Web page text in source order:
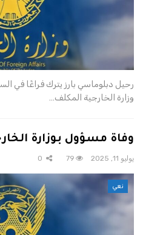
رحيل دبلوماسي بارز يترك فراغًا في
وزارة الخارجية المكلف…
وفاة مسؤول بوزارة
يوليو 11, 2025 79
نعي